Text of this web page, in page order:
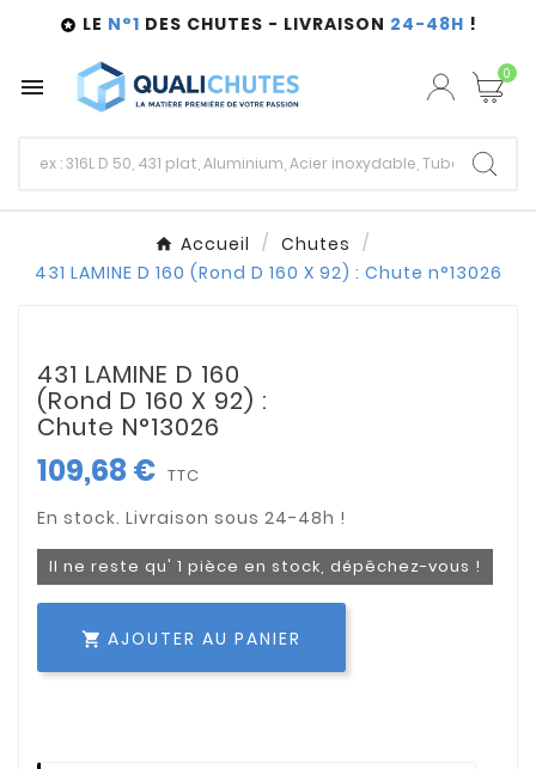
 LE N°1 DES CHUTES - LIVRAISON 24-48H !
 0
Accueil
Chutes
431 LAMINE D 160 (Rond D 160 X 92) : Chute n°13026
431 LAMINE D 160
(Rond D 160 X 92) :
Chute N°13026
109,68 € TTC
Il ne reste qu' 1 pièce en stock, dépêchez-vous !
 AJOUTER AU PANIER